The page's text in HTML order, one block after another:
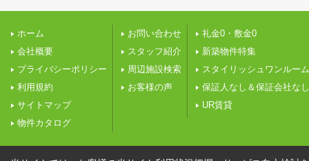
ホーム
会社概要
プライバシーポリシー
利用規約
サイトマップ
物件カタログ
お問い合わせ
スタッフ紹介
周辺施設検索
お客様の声
礼金0・敷金0
新築物件特集
スタイリッシュワンルーム
保証人なし＆保証会社なし
UR賃貸